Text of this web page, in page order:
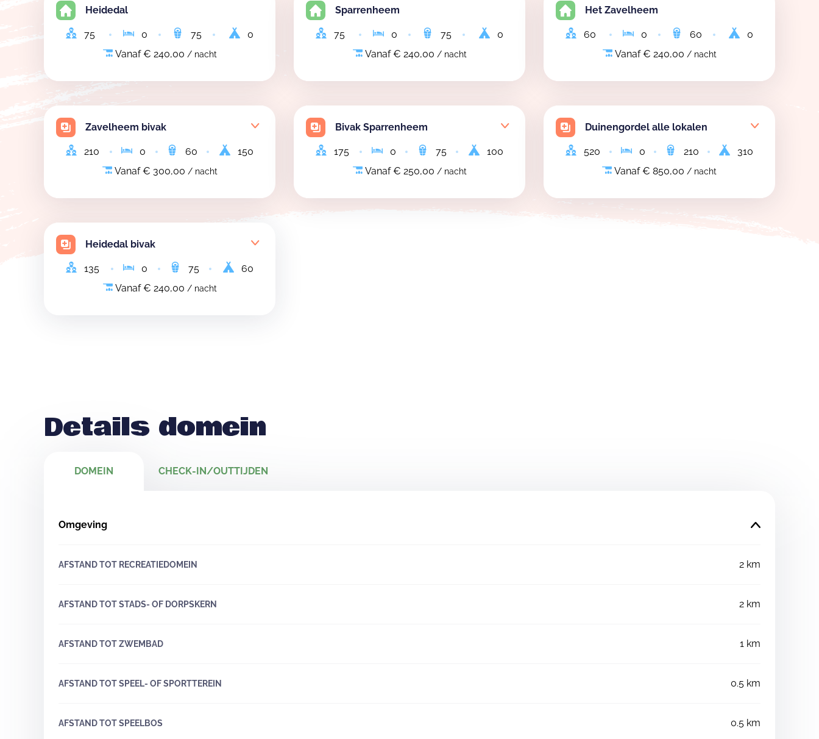
Heidedal
75 0 75
0
Vanaf € 240,00 / nacht
Sparrenheem
75 0 75
0
Vanaf € 240,00 / nacht
Het Zavelheem
60 0 60
0
Vanaf € 240,00 / nacht
Zavelheem bivak
210 0 60
150
Vanaf € 300,00 / nacht
Bivak Sparrenheem
175 0 75
100
Vanaf € 250,00 / nacht
Duinengordel alle lokalen
520 0 210
310
Vanaf € 850,00 / nacht
Heidedal bivak
135 0 75
60
Vanaf € 240,00 / nacht
Details domein
DOMEIN CHECK-IN/OUTTIJDEN
Omgeving
AFSTAND TOT RECREATIEDOMEIN 2 km
AFSTAND TOT STADS- OF DORPSKERN 2 km
AFSTAND TOT ZWEMBAD 1 km
AFSTAND TOT SPEEL- OF SPORTTEREIN 0.5 km
AFSTAND TOT SPEELBOS 0.5 km